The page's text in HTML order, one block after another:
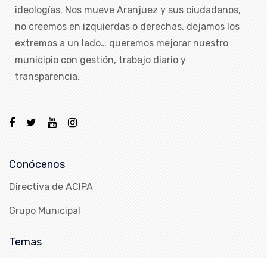
ideologías. Nos mueve Aranjuez y sus ciudadanos,
no creemos en izquierdas o derechas, dejamos los
extremos a un lado… queremos mejorar nuestro
municipio con gestión, trabajo diario y
transparencia.
Conócenos
Directiva de ACIPA
Grupo Municipal
Temas